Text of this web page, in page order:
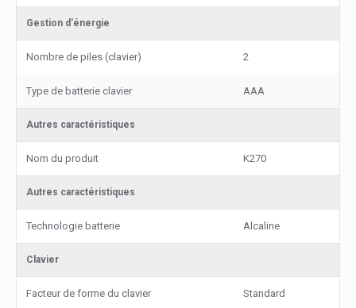
Gestion d'énergie
Nombre de piles (clavier) 2
Type de batterie clavier AAA
Autres caractéristiques
Nom du produit K270
Autres caractéristiques
Technologie batterie Alcaline
Clavier
Facteur de forme du clavier Standard